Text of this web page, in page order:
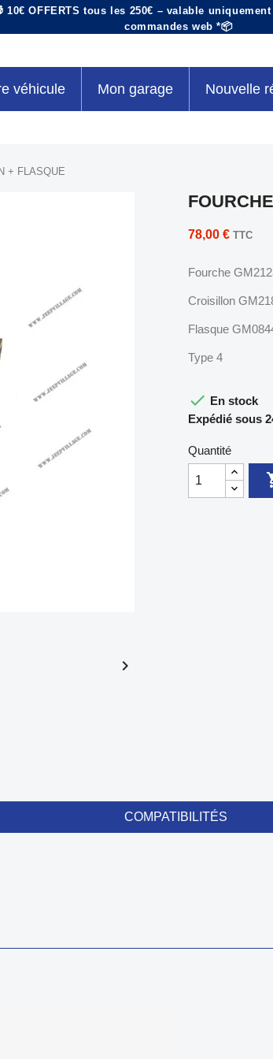
10€ OFFERTS tous les 250€ – valable
commandes web *📦
véhicule Mon garage Nouvelle
+ FLASQUE

78,00 € TTC
Fourche
Croisillon
Flasque
Type 4
 En stock
Expédié sous
Quantité
COMPATIBILITÉS